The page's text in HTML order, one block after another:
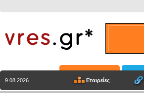
9.08.2026 Εταιρείες